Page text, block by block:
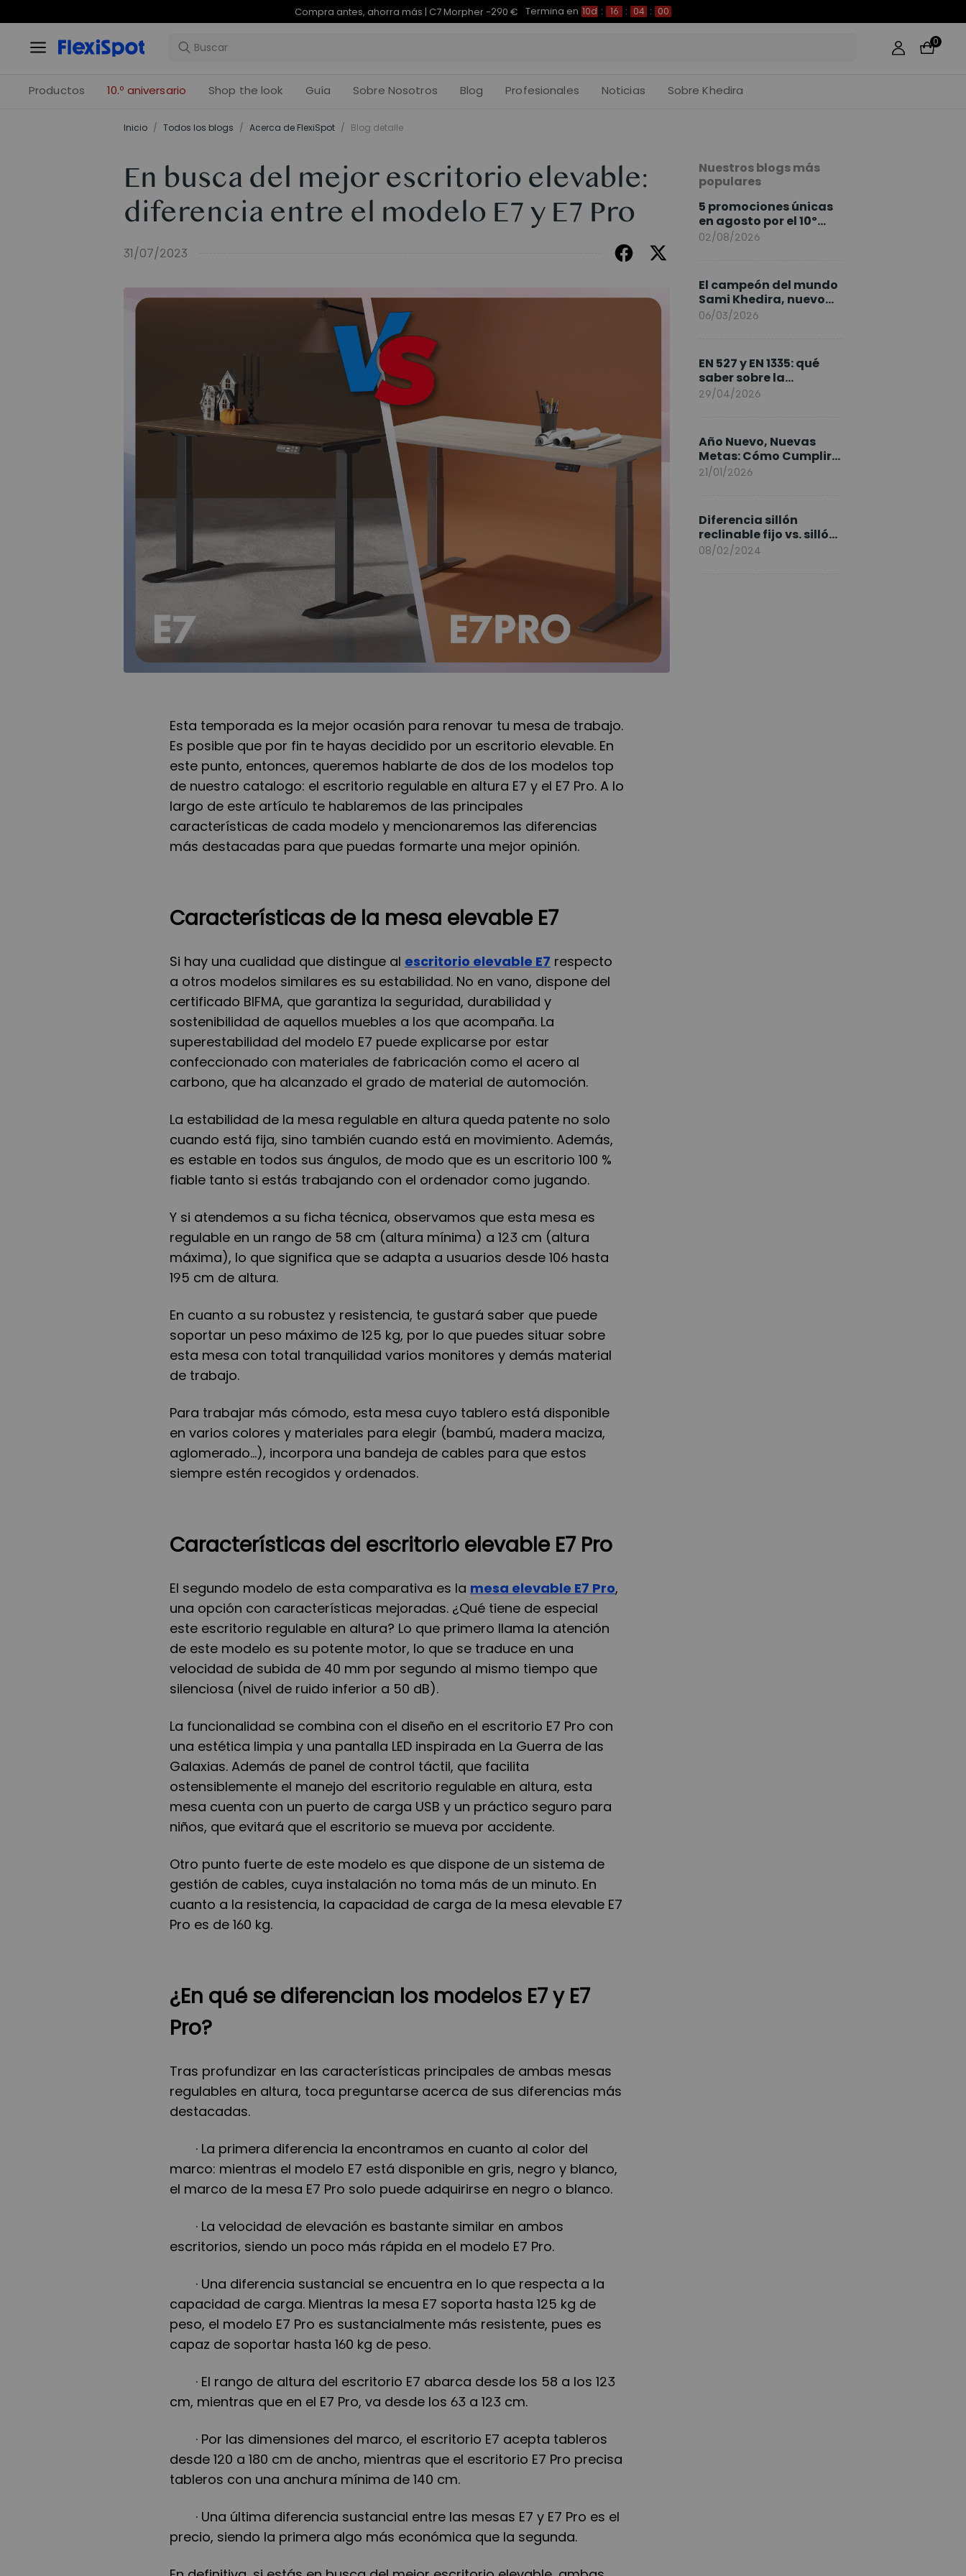
Compra antes, ahorra más | E7 Plus -200 € Termina en 10d : 16 : 03 : 59
0
Productos 10.º aniversario Shop the look Guía Sobre Nosotros Blog Profesionales Noticias Sobre Khedira
Inicio / Todos los blogs / Acerca de FlexiSpot / Blog detalle
En busca del mejor escritorio elevable:
diferencia entre el modelo E7 y E7 Pro
31/07/2023
Esta temporada es la mejor ocasión para renovar tu mesa de trabajo.
Es posible que por fin te hayas decidido por un escritorio elevable. En
este punto, entonces, queremos hablarte de dos de los modelos top
de nuestro catalogo: el escritorio regulable en altura E7 y el E7 Pro. A lo
largo de este artículo te hablaremos de las principales
características de cada modelo y mencionaremos las diferencias
más destacadas para que puedas formarte una mejor opinión.
Características de la mesa elevable E7
Si hay una cualidad que distingue al escritorio elevable E7 respecto
a otros modelos similares es su estabilidad. No en vano, dispone del
certificado BIFMA, que garantiza la seguridad, durabilidad y
sostenibilidad de aquellos muebles a los que acompaña. La
superestabilidad del modelo E7 puede explicarse por estar
confeccionado con materiales de fabricación como el acero al
carbono, que ha alcanzado el grado de material de automoción.
La estabilidad de la mesa regulable en altura queda patente no solo
cuando está fija, sino también cuando está en movimiento. Además,
es estable en todos sus ángulos, de modo que es un escritorio 100 %
fiable tanto si estás trabajando con el ordenador como jugando.
Y si atendemos a su ficha técnica, observamos que esta mesa es
regulable en un rango de 58 cm (altura mínima) a 123 cm (altura
máxima), lo que significa que se adapta a usuarios desde 106 hasta
195 cm de altura.
En cuanto a su robustez y resistencia, te gustará saber que puede
soportar un peso máximo de 125 kg, por lo que puedes situar sobre
esta mesa con total tranquilidad varios monitores y demás material
de trabajo.
Para trabajar más cómodo, esta mesa cuyo tablero está disponible
en varios colores y materiales para elegir (bambú, madera maciza,
aglomerado…), incorpora una bandeja de cables para que estos
siempre estén recogidos y ordenados.
Características del escritorio elevable E7 Pro
El segundo modelo de esta comparativa es la mesa elevable E7 Pro,
una opción con características mejoradas. ¿Qué tiene de especial
este escritorio regulable en altura? Lo que primero llama la atención
de este modelo es su potente motor, lo que se traduce en una
velocidad de subida de 40 mm por segundo al mismo tiempo que
silenciosa (nivel de ruido inferior a 50 dB).
La funcionalidad se combina con el diseño en el escritorio E7 Pro con
una estética limpia y una pantalla LED inspirada en La Guerra de las
Galaxias. Además de panel de control táctil, que facilita
ostensiblemente el manejo del escritorio regulable en altura, esta
mesa cuenta con un puerto de carga USB y un práctico seguro para
niños, que evitará que el escritorio se mueva por accidente.
Otro punto fuerte de este modelo es que dispone de un sistema de
gestión de cables, cuya instalación no toma más de un minuto. En
cuanto a la resistencia, la capacidad de carga de la mesa elevable E7
Pro es de 160 kg.
¿En qué se diferencian los modelos E7 y E7
Pro?
Tras profundizar en las características principales de ambas mesas
regulables en altura, toca preguntarse acerca de sus diferencias más
destacadas.
· La primera diferencia la encontramos en cuanto al color del
marco: mientras el modelo E7 está disponible en gris, negro y blanco,
el marco de la mesa E7 Pro solo puede adquirirse en negro o blanco.
· La velocidad de elevación es bastante similar en ambos
escritorios, siendo un poco más rápida en el modelo E7 Pro.
· Una diferencia sustancial se encuentra en lo que respecta a la
capacidad de carga. Mientras la mesa E7 soporta hasta 125 kg de
peso, el modelo E7 Pro es sustancialmente más resistente, pues es
capaz de soportar hasta 160 kg de peso.
· El rango de altura del escritorio E7 abarca desde los 58 a los 123
cm, mientras que en el E7 Pro, va desde los 63 a 123 cm.
· Por las dimensiones del marco, el escritorio E7 acepta tableros
desde 120 a 180 cm de ancho, mientras que el escritorio E7 Pro precisa
tableros con una anchura mínima de 140 cm.
· Una última diferencia sustancial entre las mesas E7 y E7 Pro es el
precio, siendo la primera algo más económica que la segunda.
Nuestros blogs más
populares
5 promociones únicas
en agosto por el 10º
Aniversario de
02/08/2026
El campeón del mundo
Sami Khedira, nuevo
embajador de
06/03/2026
EN 527 y EN 1335: qué
saber sobre la
normativa de los
29/04/2026
Año Nuevo, Nuevas
Metas: Cómo Cumplir
tus Objetivos Fitness
21/01/2026
Diferencia sillón
reclinable fijo vs. sillón
elevable
08/02/2024